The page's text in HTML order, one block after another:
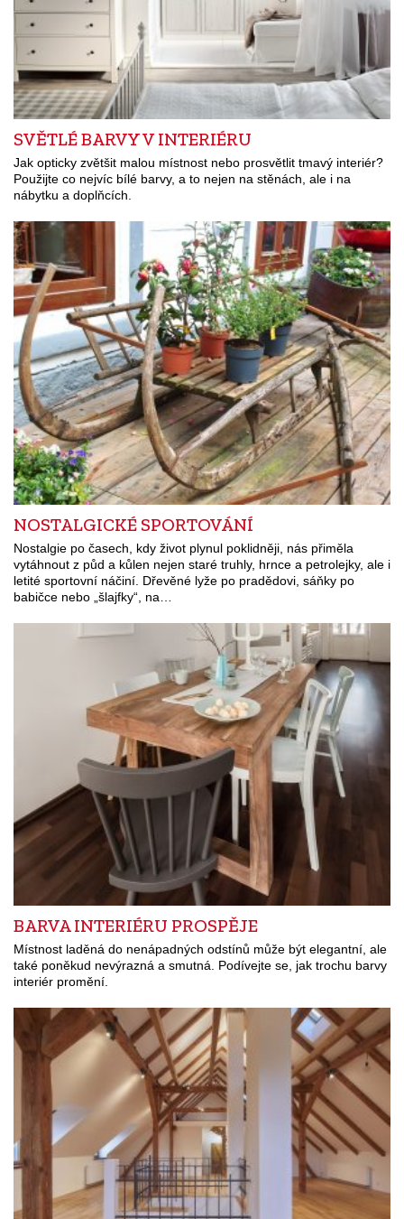
SVĚTLÉ BARVY V INTERIÉRU
Jak opticky zvětšit malou místnost nebo prosvětlit tmavý interiér?
Použijte co nejvíc bílé barvy, a to nejen na stěnách, ale i na
nábytku a doplňcích.
NOSTALGICKÉ SPORTOVÁNÍ
Nostalgie po časech, kdy život plynul poklidněji, nás přiměla
vytáhnout z půd a kůlen nejen staré truhly, hrnce a petrolejky, ale i
letité sportovní náčiní. Dřevěné lyže po pradědovi, sáňky po
babičce nebo „šlajfky“, na…
BARVA INTERIÉRU PROSPĚJE
Místnost laděná do nenápadných odstínů může být elegantní, ale
také poněkud nevýrazná a smutná. Podívejte se, jak trochu barvy
interiér promění.